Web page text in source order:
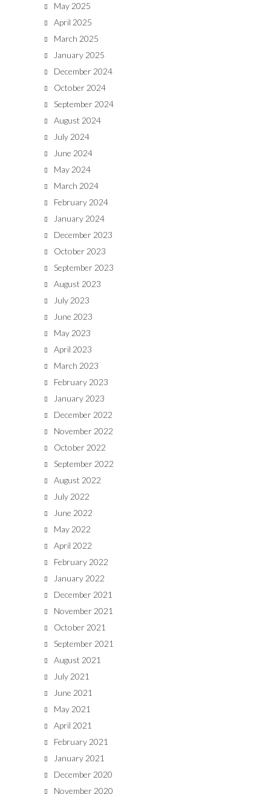
May 2025
April 2025
March 2025
January 2025
December 2024
October 2024
September 2024
August 2024
July 2024
June 2024
May 2024
March 2024
February 2024
January 2024
December 2023
October 2023
September 2023
August 2023
July 2023
June 2023
May 2023
April 2023
March 2023
February 2023
January 2023
December 2022
November 2022
October 2022
September 2022
August 2022
July 2022
June 2022
May 2022
April 2022
February 2022
January 2022
December 2021
November 2021
October 2021
September 2021
August 2021
July 2021
June 2021
May 2021
April 2021
February 2021
January 2021
December 2020
November 2020